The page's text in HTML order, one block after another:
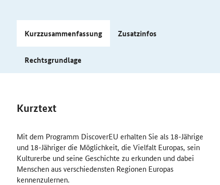
Kurzzusammenfassung Zusatzinfos
Rechtsgrundlage
Kurztext
Mit dem Programm DiscoverEU erhalten Sie als 18-Jährige
und 18-Jähriger die Möglichkeit, die Vielfalt Europas, sein
Kulturerbe und seine Geschichte zu erkunden und dabei
Menschen aus verschiedensten Regionen Europas
kennenzulernen.